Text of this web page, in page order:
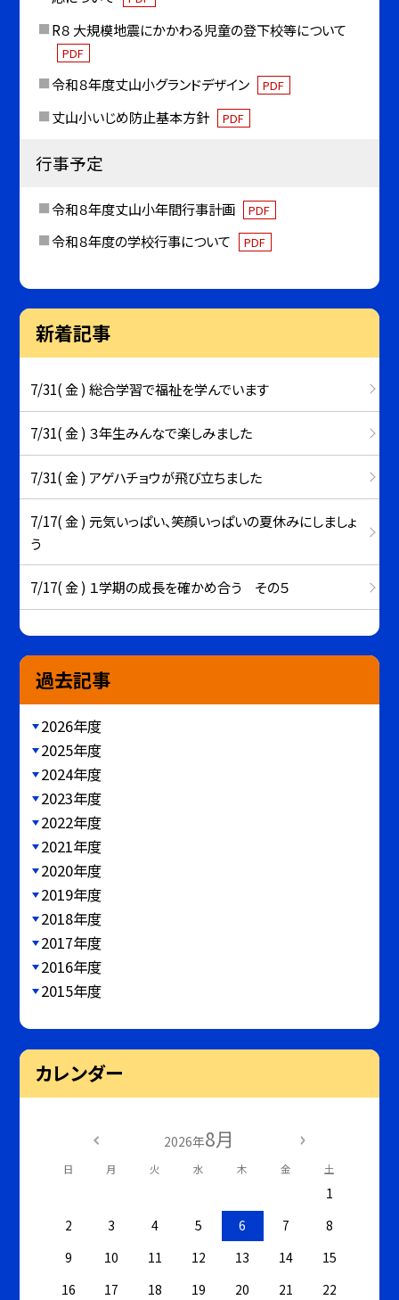
R８ 大規模地震にかかわる児童の登下校等について
PDF
令和８年度丈山小グランドデザイン PDF
丈山小いじめ防止基本方針 PDF
行事予定
令和８年度丈山小年間行事計画 PDF
令和８年度の学校行事について PDF
新着記事
7/31( 金 ) 総合学習で福祉を学んでいます
7/31( 金 ) ３年生みんなで楽しみました
7/31( 金 ) アゲハチョウが飛び立ちました
7/17( 金 ) 元気いっぱい、笑顔いっぱいの夏休みにしましょ
う
7/17( 金 ) １学期の成長を確かめ合う その５
過去記事
2026年度
2025年度
2024年度
2023年度
2022年度
2021年度
2020年度
2019年度
2018年度
2017年度
2016年度
2015年度
カレンダー
2026年8月
日 月 火 水 木 金 土
1
2
3 4 5 6 7
8
9
10 11 12 13 14
15
16
17 18 19 20 21
22